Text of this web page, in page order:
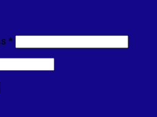
*